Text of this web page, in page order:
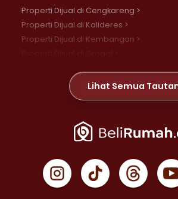
Properti Dijual di Cengkareng >
Properti Dijual di Kalideres >
Properti Dijual di Kembangan >
Properti Dijual di Meruya >
Properti Dijual di Jelambar >
Properti Dijual di Jakarta Pusat >
Properti Dijual di Gambir >
Properti Dijual di Johar Baru >
Lihat Semua